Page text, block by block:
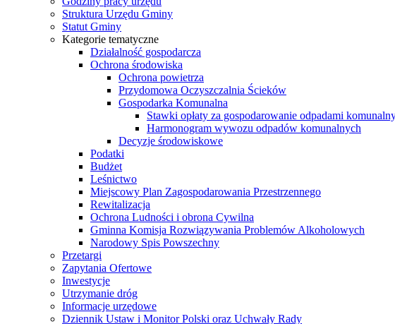
Struktura Urzędu Gminy
Statut Gminy
Kategorie tematyczne
Działalność gospodarcza
Ochrona środowiska
Ochrona powietrza
Przydomowa Oczyszczalnia Ścieków
Gospodarka Komunalna
Stawki opłaty za gospodarowanie odpadami
Harmonogram wywozu odpadów komunalnych
Decyzje środowiskowe
Podatki
Budżet
Leśnictwo
Miejscowy Plan Zagospodarowania Przestrzennego
Rewitalizacja
Ochrona Ludności i obrona Cywilna
Gminna Komisja Rozwiązywania Problemów Alkoholowych
Narodowy Spis Powszechny
Przetargi
Zapytania Ofertowe
Inwestycje
Utrzymanie dróg
Informacje urzędowe
Dziennik Ustaw i Monitor Polski oraz Uchwały Rady